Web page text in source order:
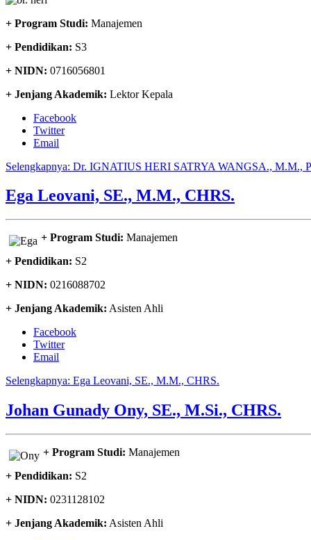
+ Program Studi: Manajemen
+ Pendidikan: S3
+ NIDN: 0716056801
+ Jenjang Akademik: Lektor Kepala
Facebook
Twitter
Email
Selengkapnya: Dr. IGNATIUS HERI SATRYA WANGSA., M.M.,
Ega Leovani, SE., M.M., CHRS.
+ Program Studi: Manajemen
+ Pendidikan: S2
+ NIDN: 0216088702
+ Jenjang Akademik: Asisten Ahli
Facebook
Twitter
Email
Selengkapnya: Ega Leovani, SE., M.M., CHRS.
Johan Gunady Ony, SE., M.Si., CHRS.
+ Program Studi: Manajemen
+ Pendidikan: S2
+ NIDN: 0231128102
+ Jenjang Akademik: Asisten Ahli